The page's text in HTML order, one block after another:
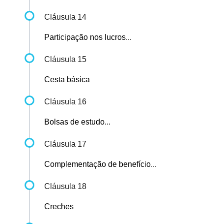
Cláusula 14
Participação nos lucros...
Cláusula 15
Cesta básica
Cláusula 16
Bolsas de estudo...
Cláusula 17
Complementação de benefício...
Cláusula 18
Creches